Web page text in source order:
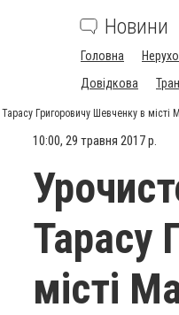
Новини
Головна
Довідкова
Григоровичу Шевченку в місті
10:00, 29 травня 2017 р.
Тарасу
місті